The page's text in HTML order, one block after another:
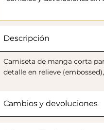
Descripción
Camiseta de manga corta
detalle en relieve
Cambios y devoluciones